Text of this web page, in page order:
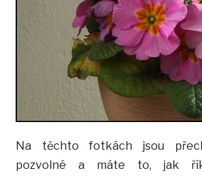
Na těchto fotkách jsou
pozvolné a máte to, jak